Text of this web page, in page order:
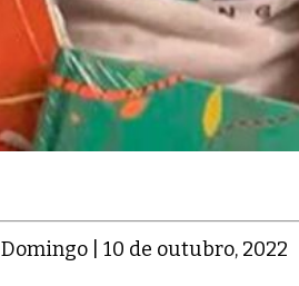
Domingo | 10 de outubro, 2022